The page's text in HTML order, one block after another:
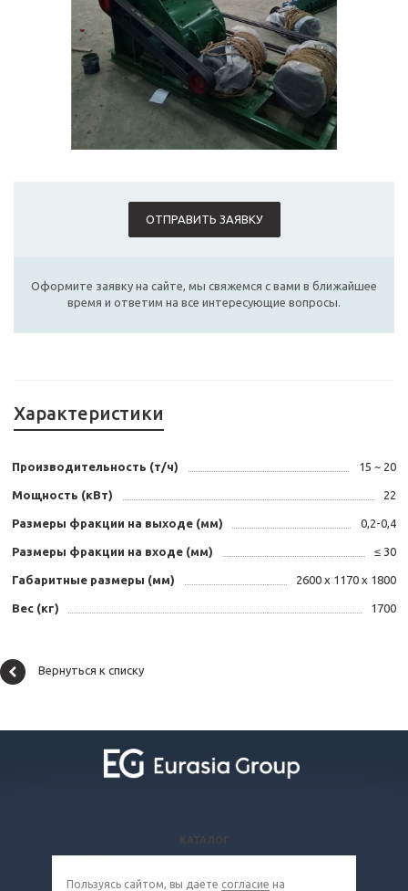
ОТПРАВИТЬ ЗАЯВКУ
Оформите заявку на сайте, мы свяжемся с вами в ближайшее
время и ответим на все интересующие вопросы.
Характеристики
Производительность (т/ч) 15 ~ 20
Мощность (кВт) 22
Размеры фракции на выходе (мм) 0,2-0,4
Размеры фракции на входе (мм) ≤ 30
Габаритные размеры (мм) 2600 х 1170 х 1800
Вес (кг) 1700
Вернуться к списку
КАТАЛОГ
КОМПАНИЯ
Пользуясь сайтом, вы даете согласие на